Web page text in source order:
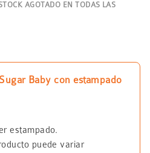
AGOTADO EN TODAS LAS
Baby con estampado
estampado.
puede variar